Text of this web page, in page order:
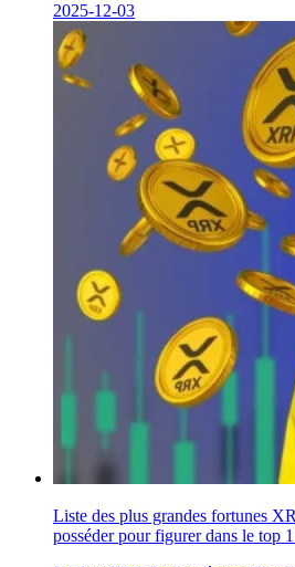
2025-12-03
Liste des plus grandes fortunes
posséder pour figurer dans le top